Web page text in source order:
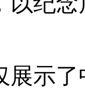
展示